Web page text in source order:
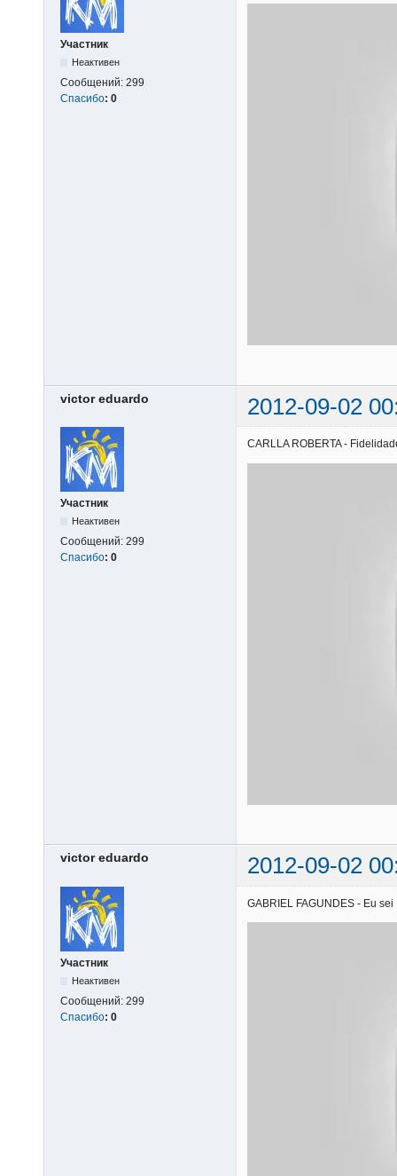
Участник
Неактивен
Сообщений: 299
Спасибо: 0
victor eduardo 2012-09-02
Участник
Неактивен
Сообщений: 299
Спасибо: 0
CARLLA ROBERTA -
victor eduardo 2012-09-02
Участник
Неактивен
Сообщений: 299
Спасибо: 0
GABRIEL FAGUNDES - Eu